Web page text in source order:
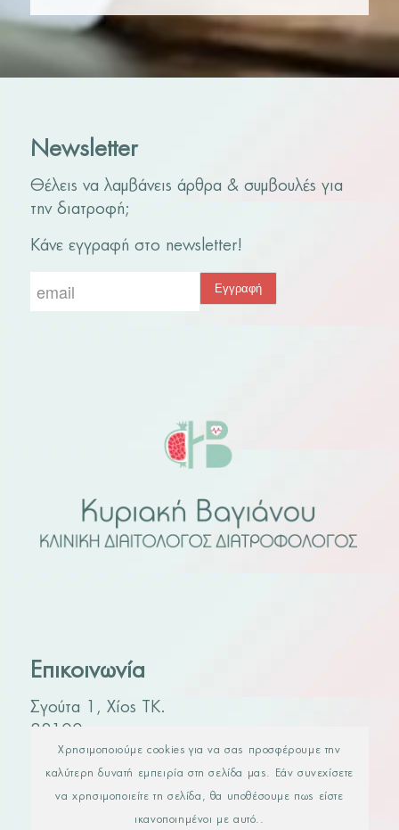
Newsletter
Θέλεις να λαμβάνεις άρθρα & συμβουλές για
την διατροφή;
Κάνε εγγραφή στο newsletter!
Επικοινωνία
Σγούτα 1, Χίος ΤΚ.
82100
Τηλ. 2271 400590
Χρησιμοποιούμε cookies για να σας προσφέρουμε την
καλύτερη δυνατή εμπειρία στη σελίδα μας. Εάν συνεχίσετε
να χρησιμοποιείτε τη σελίδα, θα υποθέσουμε πως είστε
ικανοποιημένοι με αυτό..